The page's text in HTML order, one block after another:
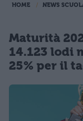
HOME NEWS
Maturità
14.123 lodi
25% per il